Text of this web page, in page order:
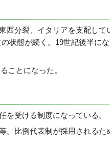
分裂、イタリアを支配し
状態が続く。19世紀後半に
ことになった。
を受ける制度になっている。
。比例代表制が採用される